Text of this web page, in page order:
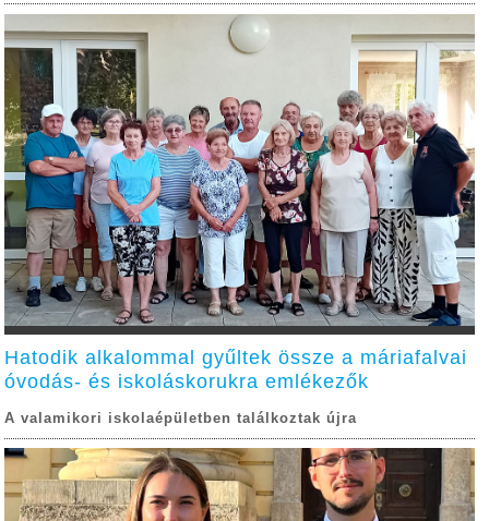
Hatodik alkalommal gyűltek össze a máriafalvai
óvodás- és iskoláskorukra emlékezők
A valamikori iskolaépületben találkoztak újra